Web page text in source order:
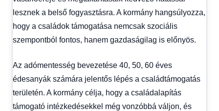
lesznek a belső fogyasztásra. A kormány hangsúlyozza,
hogy a családok támogatása nemcsak szociális
szempontból fontos, hanem gazdaságilag is előnyös.
Az adómentesség bevezetése 40, 50, 60 éves
édesanyák számára jelentős lépés a családtámogatás
területén. A kormány célja, hogy a családalapítás
támogató intézkedésekkel még vonzóbbá váljon, és